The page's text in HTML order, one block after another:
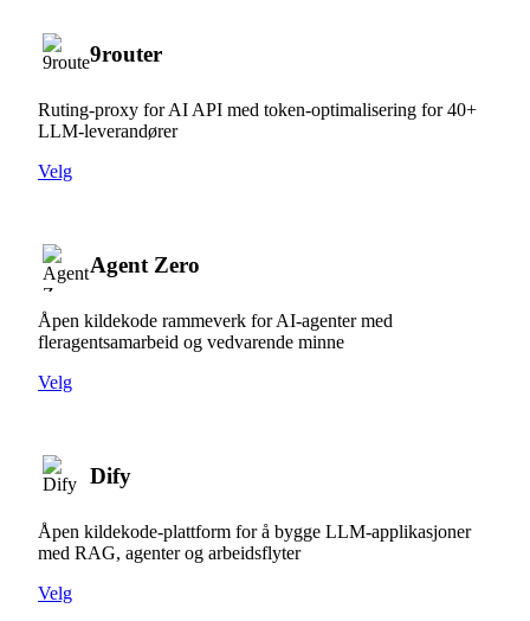
9router
Ruting-proxy for AI API med token-optimalisering for 40+
LLM-leverandører
Velg
Agent Zero
Åpen kildekode rammeverk for AI-agenter med
fleragentsamarbeid og vedvarende minne
Velg
Dify
Åpen kildekode-plattform for å bygge LLM-applikasjoner
med RAG, agenter og arbeidsflyter
Velg